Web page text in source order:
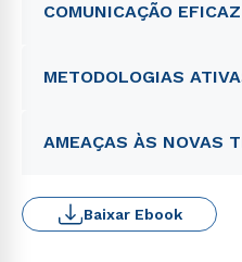
COMUNICAÇÃO
METODOLOGIAS
AMEAÇAS ÀS NOVAS
Baixar Ebook
Rápido e fácil
WhatsApp